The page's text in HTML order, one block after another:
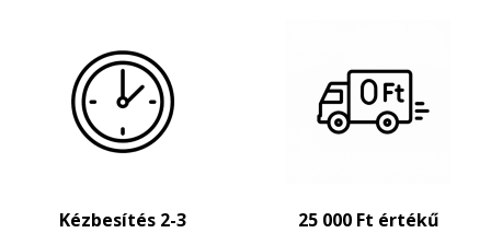
Kézbesítés 2-3
25 000 Ft értékű